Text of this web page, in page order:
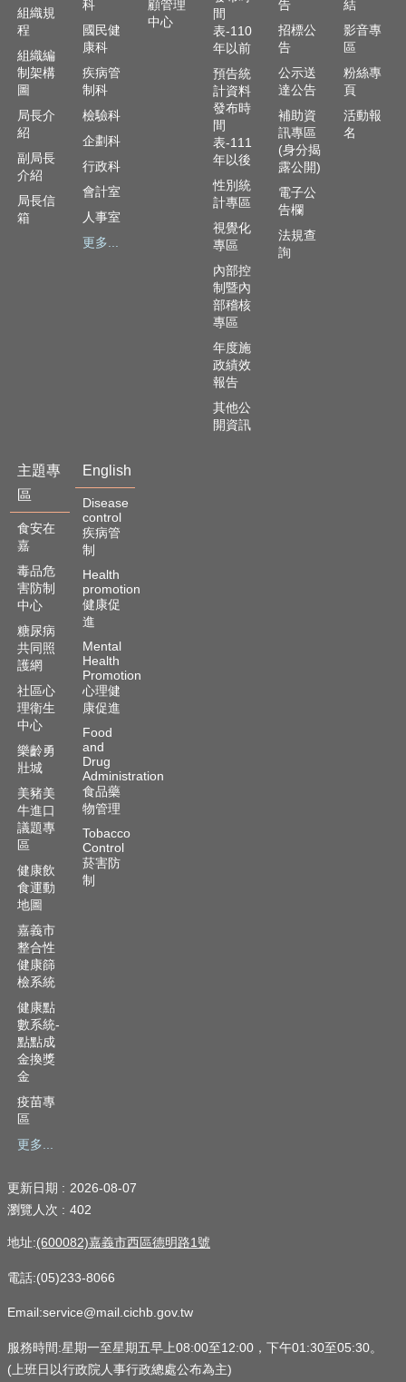
信
箱
粉
絲
頁
資
訊
安
全
放
宣
告
組織規
程
組織編
制架構
圖
局長介
紹
副局長
介紹
局長信
箱
科
國民健
康科
疾病管
制科
檢驗科
企劃科
行政科
會計室
人事室
更多...
顧管理
中心
間
表-110
年以前
預告統
計資料
發布時
間
表-111
年以後
性別統
計專區
視覺化
專區
內部控
制暨內
部稽核
專區
年度施
政績效
報告
其他公
開資訊
告
招標公
告
公示送
達公告
補助資
訊專區
(身分揭
露公開)
電子公
告欄
法規查
詢
結
影音專
區
粉絲專
頁
活動報
名
主題專
區
食安在
嘉
毒品危
害防制
中心
糖尿病
共同照
護網
社區心
理衛生
中心
樂齡勇
壯城
美豬美
牛進口
議題專
區
健康飲
食運動
地圖
嘉義市
整合性
健康篩
檢系統
健康點
數系統-
點點成
金換獎
金
疫苗專
區
更多...
English
Disease
control
疾病管
制
Health
promotion
健康促
進
Mental
Health
Promotion
心理健
康促進
Food
and
Drug
Administration
食品藥
物管理
Tobacco
Control
菸害防
制
更新日期
2026-08-07
瀏覽人次
402
地址:(600082)嘉義市西區德明路1號
電話:(05)233-8066
Email:service@mail.cichb.gov.tw
服務時間:星期一至星期五早上08:00至12:00，下午01:30至05:30。
(上班日以行政院人事行政總處公布為主)